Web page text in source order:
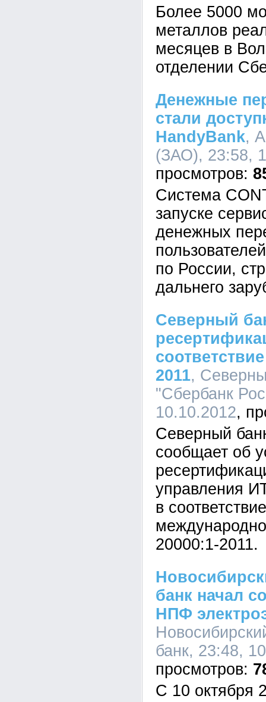
Более 5000
металлов
месяцев в
отделении
Денежные
стали
HandyBank,
(ЗАО), 23:58,
Система
запуске
денежных
по России,
дальнего
Северный
2011,
"Сбербанк
10.10.2012
Северный
сообщает об
управления
в
20000:1-2011.
банк начал
НПФ
банк, 23:48,
С 10 октября